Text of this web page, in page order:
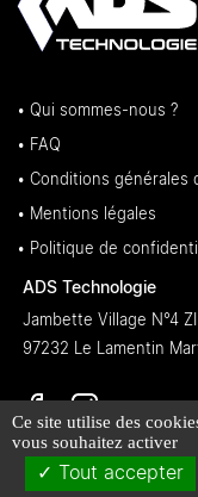
• Qui sommes-nous ?
• FAQ
• Conditions générales
• Mentions légales
• Politique de
ADS Technologie
Jambette Village N°4
97232 Le Lamentin
Ce site utilise des
vous souhaitez activer
Tout accepter